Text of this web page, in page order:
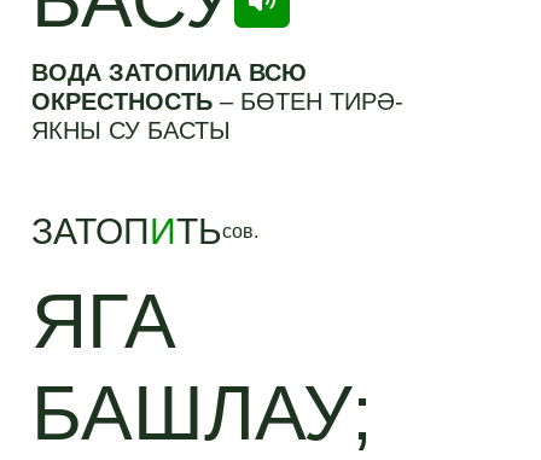
ВОДА ЗАТОПИЛА ВСЮ
ОКРЕСТНОСТЬ– БӨТЕН ТИРӘ-
ЯКНЫ СУ БАСТЫ
ЗАТОПИТЬсов.
ЯГА
БАШЛАУ;